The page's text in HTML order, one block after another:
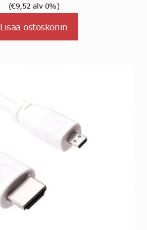
(€9,52 alv 0%)
Lisää ostoskoriin